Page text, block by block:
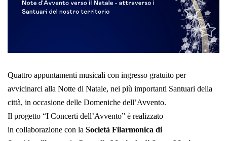
Quattro appuntamenti musicali con ingresso gratuito per
avvicinarci alla Notte di Natale, nei più importanti Santuari della
città, in occasione delle Domeniche dell’Avvento.
Il progetto “I Concerti dell’Avvento” è realizzato
in collaborazione con la Società Filarmonica di